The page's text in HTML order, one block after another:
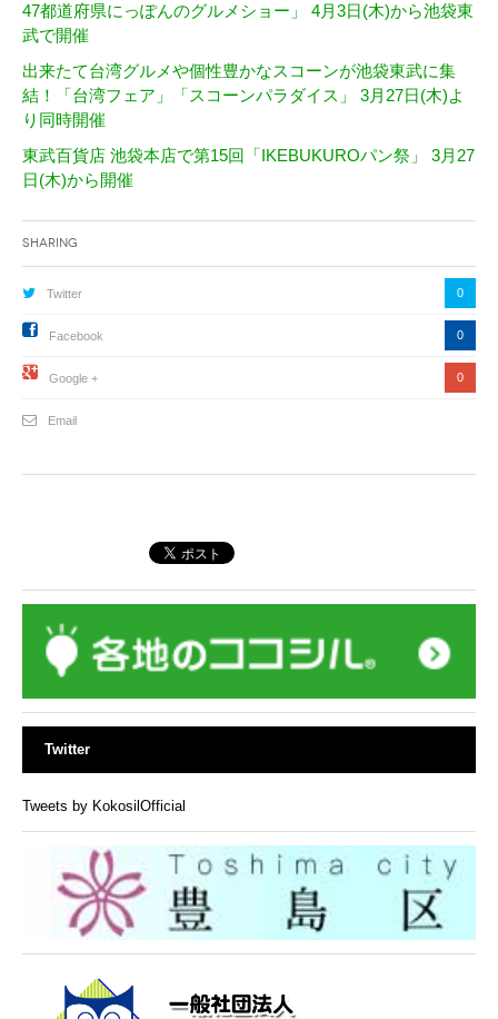
47都道府県にっぽんのグルメショー」 4月3日(木)から池袋東
武で開催
出来たて台湾グルメや個性豊かなスコーンが池袋東武に集
結！「台湾フェア」「スコーンパラダイス」 3月27日(木)よ
り同時開催
東武百貨店 池袋本店で第15回「IKEBUKUROパン祭」 3月27
日(木)から開催
Sharing
Twitter 0
Facebook 0
Google + 0
Email
Twitter
Tweets by KokosilOfficial